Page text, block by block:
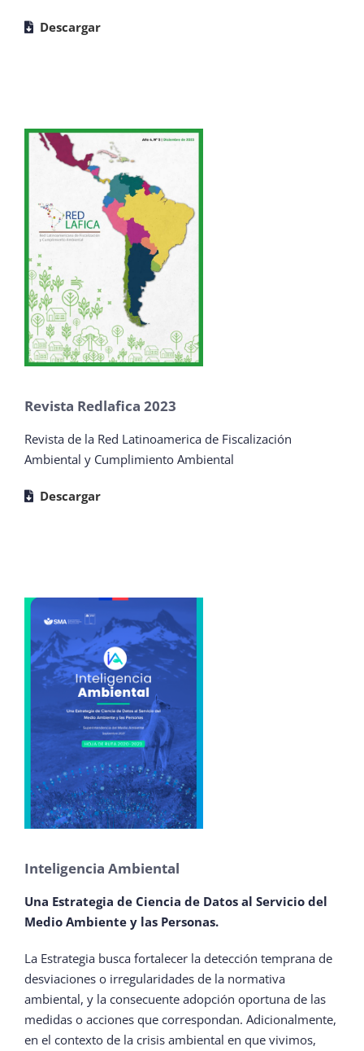
Descargar
Revista Redlafica 2023
Revista de la Red Latinoamerica de Fiscalización
Ambiental y Cumplimiento Ambiental
Descargar
Inteligencia Ambiental
Una Estrategia de Ciencia de Datos al Servicio del
Medio Ambiente y las Personas.
La Estrategia busca fortalecer la detección temprana de
desviaciones o irregularidades de la normativa
ambiental, y la consecuente adopción oportuna de las
medidas o acciones que correspondan. Adicionalmente,
en el contexto de la crisis ambiental en que vivimos,